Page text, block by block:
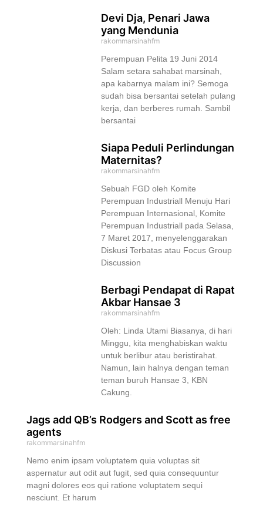
Devi Dja, Penari Jawa
yang Mendunia
rakommarsinahfm
Perempuan Pelita 19 Juni 2014
Salam setara sahabat marsinah,
apa kabarnya malam ini? Semoga
sudah bisa bersantai setelah pulang
kerja, dan berberes rumah. Sambil
bersantai
Siapa Peduli Perlindungan
Maternitas?
rakommarsinahfm
Sebuah FGD oleh Komite
Perempuan Industriall Menuju Hari
Perempuan Internasional, Komite
Perempuan Industriall pada Selasa,
7 Maret 2017, menyelenggarakan
Diskusi Terbatas atau Focus Group
Discussion
Berbagi Pendapat di Rapat
Akbar Hansae 3
rakommarsinahfm
Oleh: Linda Utami Biasanya, di hari
Minggu, kita menghabiskan waktu
untuk berlibur atau beristirahat.
Namun, lain halnya dengan teman
teman buruh Hansae 3, KBN
Cakung.
Jags add QB’s Rodgers and Scott as free
agents
rakommarsinahfm
Nemo enim ipsam voluptatem quia voluptas sit
aspernatur aut odit aut fugit, sed quia consequuntur
magni dolores eos qui ratione voluptatem sequi
nesciunt. Et harum